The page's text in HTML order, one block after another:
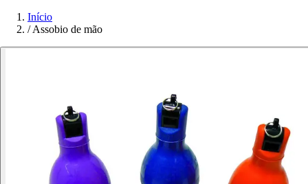
Início
/ Assobio de mão